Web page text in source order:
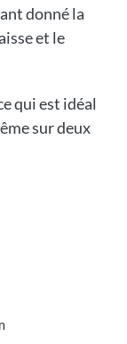
donné la
et le
qui est idéal
sur deux